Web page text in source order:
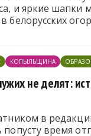
и яркие шапки
белорусских
КОПЫЛЬЩИНА
не делят:
в
время